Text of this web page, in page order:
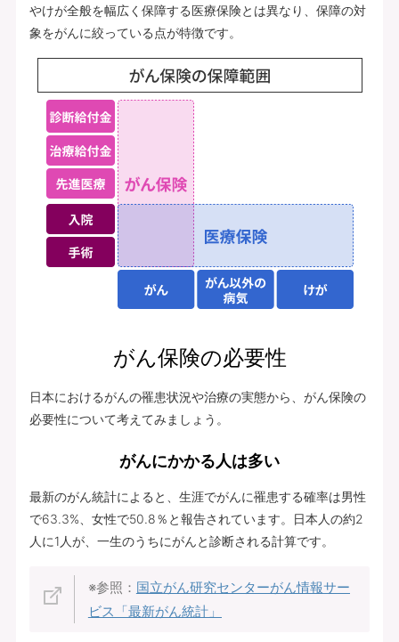
やけが全般を幅広く保障する医療保険とは異なり、保障の対
象をがんに絞っている点が特徴です。
がん保険の必要性
日本におけるがんの罹患状況や治療の実態から、がん保険の
必要性について考えてみましょう。
がんにかかる人は多い
最新のがん統計によると、生涯でがんに罹患する確率は男性
で63.3%、女性で50.8％と報告されています。日本人の約2
人に1人が、一生のうちにがんと診断される計算です。
※参照： 国立がん研究センターがん情報サー
ビス「最新がん統計」